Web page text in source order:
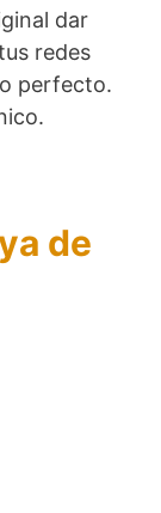
dar
redes
perfecto.
de